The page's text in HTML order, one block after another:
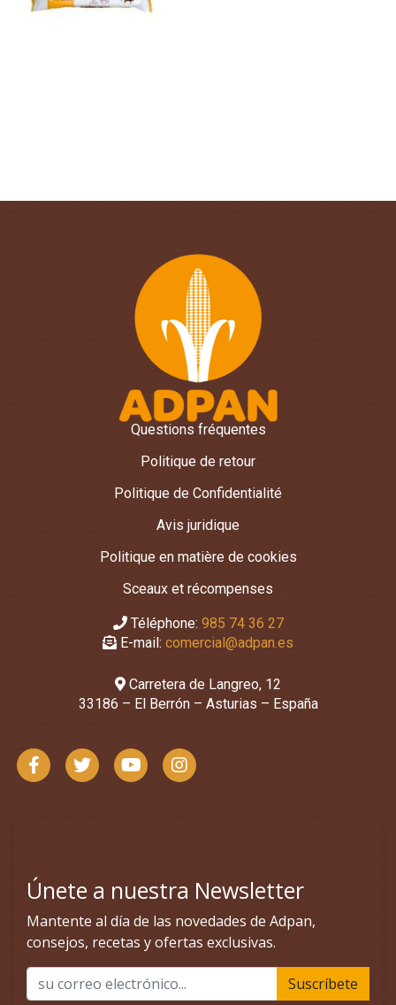
Questions fréquentes
Politique de retour
Politique de Confidentialité
Avis juridique
Politique en matière de cookies
Sceaux et récompenses
Téléphone: 985 74 36 27
E-mail: comercial@adpan.es
Carretera de Langreo, 12
33186 – El Berrón – Asturias – España